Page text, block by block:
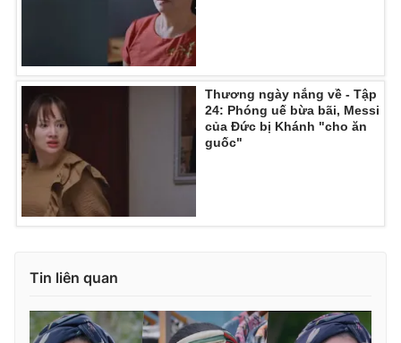
Thương ngày nắng về - Tập
24: Phóng uế bừa bãi, Messi
của Đức bị Khánh "cho ăn
guốc"
Tin liên quan